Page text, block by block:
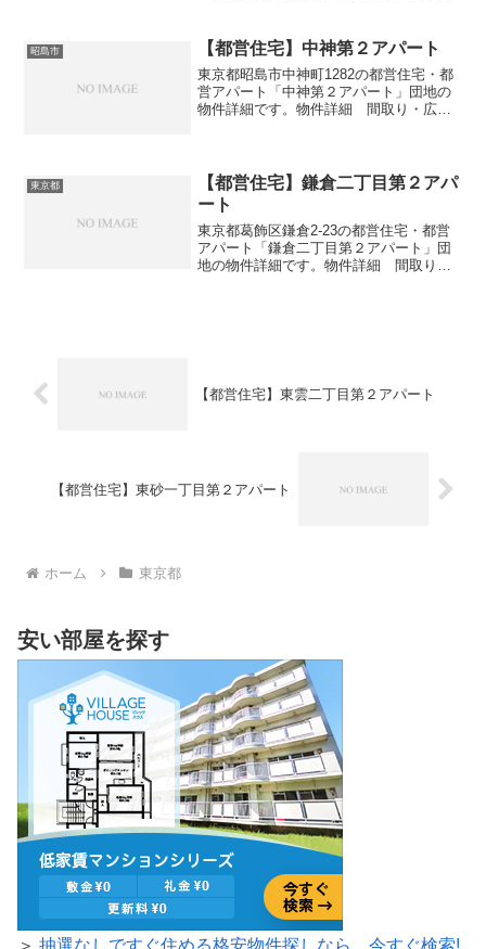
取り3DK広さ・面積63㎡建設年度築年数
1990交通・...
昭島市 【都営住宅】中神第２アパート
東京都昭島市中神町1282の都営住宅・都
営アパート「中神第２アパート」団地の
物件詳細です。物件詳細 間取り・広さ
東京都
【都営住宅】鎌倉二丁目第２アパ
ート
東京都葛飾区鎌倉2-23の都営住宅・都営
アパート「鎌倉二丁目第２アパート」団
地の物件詳細です。物件詳細 間取り・
【都営住宅】東雲二丁目第２アパート
【都営住宅】東砂一丁目第２アパート
ホーム 東京都
安い部屋を探す